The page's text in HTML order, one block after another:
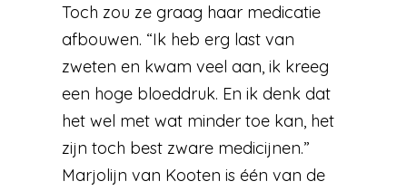
Toch zou ze graag haar medicatie
afbouwen. “Ik heb erg last van
zweten en kwam veel aan, ik kreeg
een hoge bloeddruk. En ik denk dat
het wel met wat minder toe kan, het
zijn toch best zware medicijnen.”
Marjolijn van Kooten is één van de